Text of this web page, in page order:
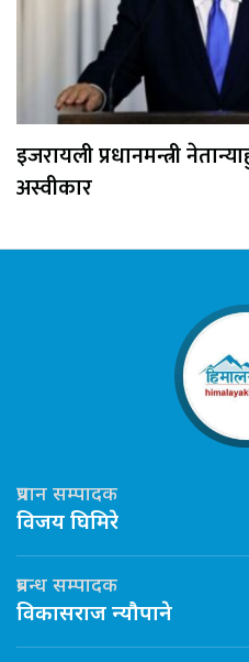
इजरायली प्रधानमन्त्री
अस्वीकार
प्रधान सम्पादक
विजय घिमिरे
प्रबन्ध सम्पादक
विकासराज न्यौपाने